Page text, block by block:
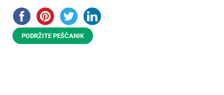
PODRŽITE PEŠČANIK